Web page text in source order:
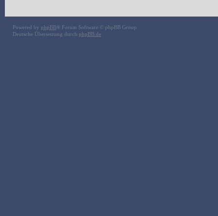
Powered by phpBB® Forum Software © phpBB Group
Deutsche Übersetzung durch phpBB.de